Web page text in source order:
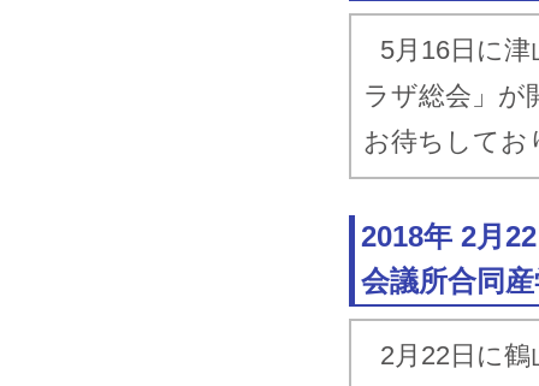
5月16日に
ラザ総会」が
お待ちしてお
2018年 2月
会議所合同
2月22日に